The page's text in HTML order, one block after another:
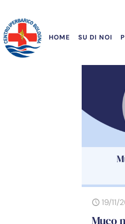
HOME SU DI NOI
19/11/
Muco